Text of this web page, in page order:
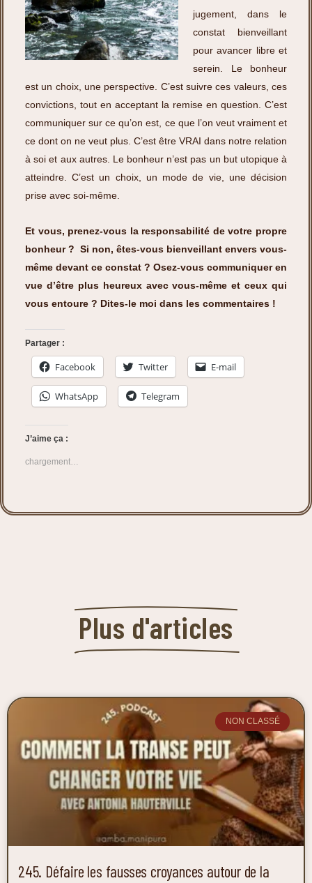
jugement, dans le
constat bienveillant
pour avancer libre et
serein. Le bonheur
est un choix, une perspective. C’est suivre ces valeurs, ces
convictions, tout en acceptant la remise en question. C’est
communiquer sur ce qu’on est, ce que l’on veut vraiment et
ce dont on ne veut plus. C’est être VRAI dans notre relation
à soi et aux autres. Le bonheur n’est pas un but utopique à
atteindre. C’est un choix, un mode de vie, une décision
prise avec soi-même.
Et vous, prenez-vous la responsabilité de votre propre
bonheur ? Si non, êtes-vous bienveillant envers vous-
même devant ce constat ? Osez-vous communiquer en
vue d’être plus heureux avec vous-même et ceux qui
vous entoure ? Dites-le moi dans les commentaires !
Partager :
Facebook Twitter E-mail
WhatsApp Telegram
J’aime ça :
chargement…
Plus d'articles
NON CLASSÉ
245. Défaire les fausses croyances autour de la